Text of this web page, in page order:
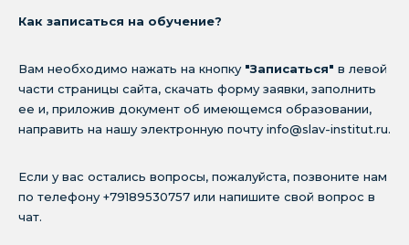
Как записаться на обучение?
Вам необходимо нажать на кнопку "Записаться" в левой
части страницы сайта, скачать форму заявки, заполнить
ее и, приложив документ об имеющемся образовании,
направить на нашу электронную почту info@slav-institut.ru.
Если у вас остались вопросы, пожалуйста, позвоните нам
по телефону +79189530757 или напишите свой вопрос в
чат.